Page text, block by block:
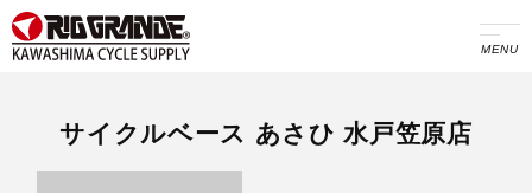
MENU
サイクルベース あさひ 水戸笠原店